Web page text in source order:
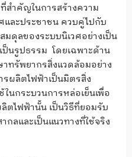
สำคัญในการสร้างความ
และประชาชน ควบคู่ไปกับ
ดุลของระบบนิเวศอย่างเป็น
ป็นรูปธรรม โดยเฉพาะด้าน
ทรัพยากรสิ่งแวดล้อมอย่าง
รผลิตไฟฟ้าเป็นมิตรสิ่ง
ในกระบวนการหล่อเย็นเพื่อ
ตไฟฟ้านั้น เป็นวิธีที่ยอมรับ
ลและเป็นแนวทางที่ใช้จริง